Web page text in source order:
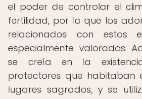
el poder de controlar el
fertilidad, por lo que los
relacionados con estos
especialmente valorados.
se creía en la
protectores que habitaban
lugares sagrados, y se